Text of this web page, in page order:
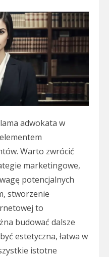
adwokata w
Warto zwrócić
marketingowe,
potencjalnych
stworzenie
to
budować dalsze
estetyczna, łatwa w
istotne